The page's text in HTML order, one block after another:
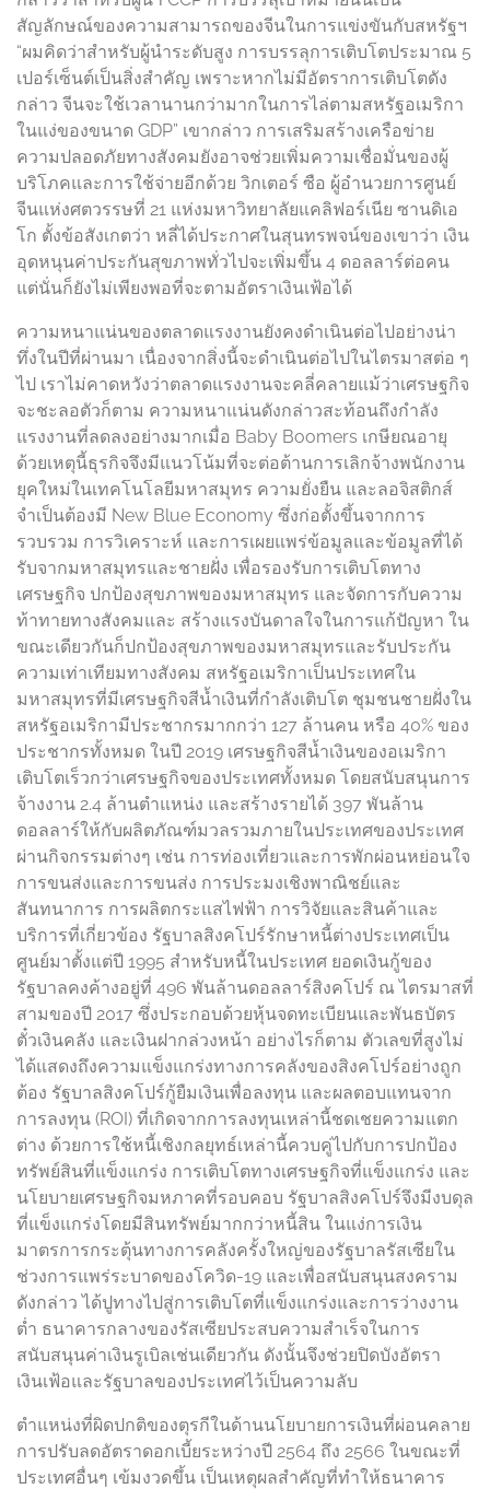
สัญลักษณ์ของความสามารถของจีนในการแข่งขันกับสหรัฐฯ
“ผมคิดว่าสำหรับผู้นำระดับสูง การบรรลุการเติบโตประมาณ 5
เปอร์เซ็นต์เป็นสิ่งสำคัญ เพราะหากไม่มีอัตราการเติบโตดัง
กล่าว จีนจะใช้เวลานานกว่ามากในการไล่ตามสหรัฐอเมริกา
ในแง่ของขนาด GDP” เขากล่าว การเสริมสร้างเครือข่าย
ความปลอดภัยทางสังคมยังอาจช่วยเพิ่มความเชื่อมั่นของผู้
บริโภคและการใช้จ่ายอีกด้วย วิกเตอร์ ซือ ผู้อำนวยการศูนย์
จีนแห่งศตวรรษที่ 21 แห่งมหาวิทยาลัยแคลิฟอร์เนีย ซานดิเอ
โก ตั้งข้อสังเกตว่า หลี่ได้ประกาศในสุนทรพจน์ของเขาว่า เงิน
อุดหนุนค่าประกันสุขภาพทั่วไปจะเพิ่มขึ้น 4 ดอลลาร์ต่อคน
แต่นั่นก็ยังไม่เพียงพอที่จะตามอัตราเงินเฟ้อได้
ความหนาแน่นของตลาดแรงงานยังคงดำเนินต่อไปอย่างน่า
ทึ่งในปีที่ผ่านมา เนื่องจากสิ่งนี้จะดำเนินต่อไปในไตรมาสต่อ ๆ
ไป เราไม่คาดหวังว่าตลาดแรงงานจะคลี่คลายแม้ว่าเศรษฐกิจ
จะชะลอตัวก็ตาม ความหนาแน่นดังกล่าวสะท้อนถึงกำลัง
แรงงานที่ลดลงอย่างมากเมื่อ Baby Boomers เกษียณอายุ
ด้วยเหตุนี้ธุรกิจจึงมีแนวโน้มที่จะต่อต้านการเลิกจ้างพนักงาน
ยุคใหม่ในเทคโนโลยีมหาสมุทร ความยั่งยืน และลอจิสติกส์
จำเป็นต้องมี New Blue Economy ซึ่งก่อตั้งขึ้นจากการ
รวบรวม การวิเคราะห์ และการเผยแพร่ข้อมูลและข้อมูลที่ได้
รับจากมหาสมุทรและชายฝั่ง เพื่อรองรับการเติบโตทาง
เศรษฐกิจ ปกป้องสุขภาพของมหาสมุทร และจัดการกับความ
ท้าทายทางสังคมและ สร้างแรงบันดาลใจในการแก้ปัญหา ใน
ขณะเดียวกันก็ปกป้องสุขภาพของมหาสมุทรและรับประกัน
ความเท่าเทียมทางสังคม สหรัฐอเมริกาเป็นประเทศใน
มหาสมุทรที่มีเศรษฐกิจสีน้ำเงินที่กำลังเติบโต ชุมชนชายฝั่งใน
สหรัฐอเมริกามีประชากรมากกว่า 127 ล้านคน หรือ 40% ของ
ประชากรทั้งหมด ในปี 2019 เศรษฐกิจสีน้ำเงินของอเมริกา
เติบโตเร็วกว่าเศรษฐกิจของประเทศทั้งหมด โดยสนับสนุนการ
จ้างงาน 2.4 ล้านตำแหน่ง และสร้างรายได้ 397 พันล้าน
ดอลลาร์ให้กับผลิตภัณฑ์มวลรวมภายในประเทศของประเทศ
ผ่านกิจกรรมต่างๆ เช่น การท่องเที่ยวและการพักผ่อนหย่อนใจ
การขนส่งและการขนส่ง การประมงเชิงพาณิชย์และ
สันทนาการ การผลิตกระแสไฟฟ้า การวิจัยและสินค้าและ
บริการที่เกี่ยวข้อง รัฐบาลสิงคโปร์รักษาหนี้ต่างประเทศเป็น
ศูนย์มาตั้งแต่ปี 1995 สำหรับหนี้ในประเทศ ยอดเงินกู้ของ
รัฐบาลคงค้างอยู่ที่ 496 พันล้านดอลลาร์สิงคโปร์ ณ ไตรมาสที่
สามของปี 2017 ซึ่งประกอบด้วยหุ้นจดทะเบียนและพันธบัตร
ตั๋วเงินคลัง และเงินฝากล่วงหน้า อย่างไรก็ตาม ตัวเลขที่สูงไม่
ได้แสดงถึงความแข็งแกร่งทางการคลังของสิงคโปร์อย่างถูก
ต้อง รัฐบาลสิงคโปร์กู้ยืมเงินเพื่อลงทุน และผลตอบแทนจาก
การลงทุน (ROI) ที่เกิดจากการลงทุนเหล่านี้ชดเชยความแตก
ต่าง ด้วยการใช้หนี้เชิงกลยุทธ์เหล่านี้ควบคู่ไปกับการปกป้อง
ทรัพย์สินที่แข็งแกร่ง การเติบโตทางเศรษฐกิจที่แข็งแกร่ง และ
นโยบายเศรษฐกิจมหภาคที่รอบคอบ รัฐบาลสิงคโปร์จึงมีงบดุล
ที่แข็งแกร่งโดยมีสินทรัพย์มากกว่าหนี้สิน ในแง่การเงิน
มาตรการกระตุ้นทางการคลังครั้งใหญ่ของรัฐบาลรัสเซียใน
ช่วงการแพร่ระบาดของโควิด-19 และเพื่อสนับสนุนสงคราม
ดังกล่าว ได้ปูทางไปสู่การเติบโตที่แข็งแกร่งและการว่างงาน
ต่ำ ธนาคารกลางของรัสเซียประสบความสำเร็จในการ
สนับสนุนค่าเงินรูเบิลเช่นเดียวกัน ดังนั้นจึงช่วยปิดบังอัตรา
เงินเฟ้อและรัฐบาลของประเทศไว้เป็นความลับ
ตำแหน่งที่ผิดปกติของตุรกีในด้านนโยบายการเงินที่ผ่อนคลาย
การปรับลดอัตราดอกเบี้ยระหว่างปี 2564 ถึง 2566 ในขณะที่
ประเทศอื่นๆ เข้มงวดขึ้น เป็นเหตุผลสำคัญที่ทำให้ธนาคาร